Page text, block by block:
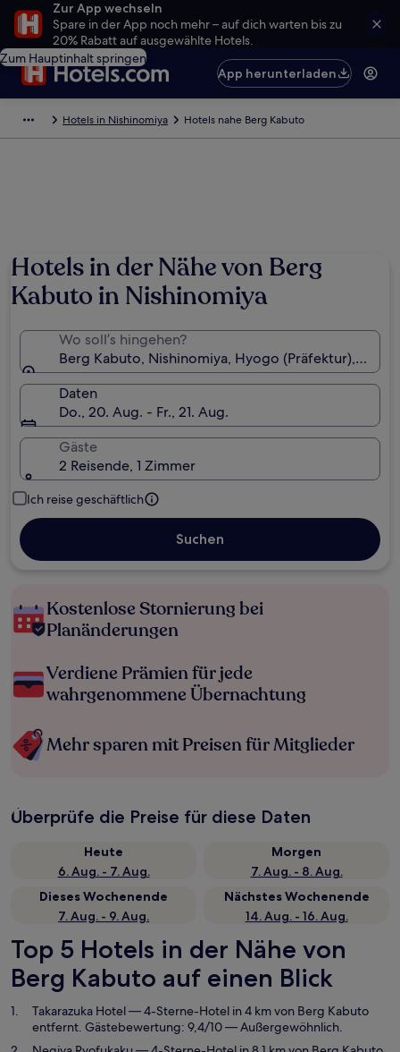
Zur App wechseln
Spare in der App noch mehr – auf dich warten bis zu
20% Rabatt auf ausgewählte Hotels.
Zum Hauptinhalt springen
App herunterladen
Hotels in Nishinomiya Hotels nahe Berg Kabuto
Hotels in der Nähe von Berg
Kabuto in Nishinomiya
Wo soll’s hingehen?
Berg Kabuto, Nishinomiya, Hyogo (Präfektur), Japan
Daten
Do., 20. Aug. - Fr., 21. Aug.
Gäste
2 Reisende, 1 Zimmer
Ich reise geschäftlich
Suchen
Kostenlose Stornierung bei
Planänderungen
Verdiene Prämien für jede
wahrgenommene Übernachtung
Mehr sparen mit Preisen für Mitglieder
Überprüfe die Preise für diese Daten
Heute
6. Aug. - 7. Aug.
Morgen
7. Aug. - 8. Aug.
Dieses Wochenende
7. Aug. - 9. Aug.
Nächstes Wochenende
14. Aug. - 16. Aug.
Top 5 Hotels in der Nähe von
Berg Kabuto auf einen Blick
Takarazuka Hotel— 4-Sterne-Hotel in 4 km von Berg Kabuto
entfernt. Gästebewertung: 9,4/10 — Außergewöhnlich.